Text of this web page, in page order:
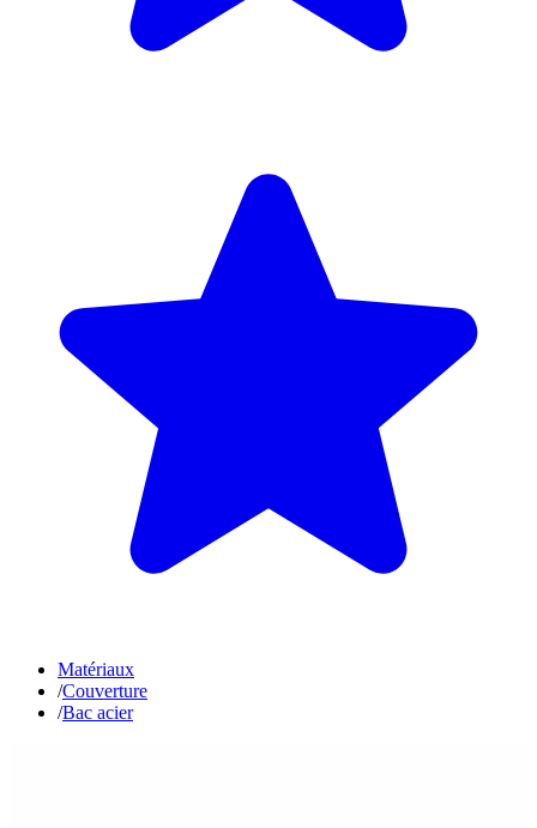
Matériaux
/Couverture
/Bac acier